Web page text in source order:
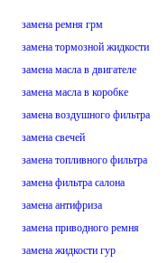
замена ремня грм
замена тормозной жидкости
замена масла в двигателе
замена масла в коробке
замена воздушного фильтра
замена свечей
замена топливного фильтра
замена фильтра салона
замена антифриза
замена приводного ремня
замена жидкости гур